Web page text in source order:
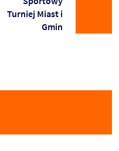
Turniej Miast i
Gmin